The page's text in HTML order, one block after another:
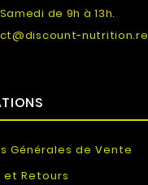
de 9h à 13h.
nutrition.re
Générales de Vente
et Retours